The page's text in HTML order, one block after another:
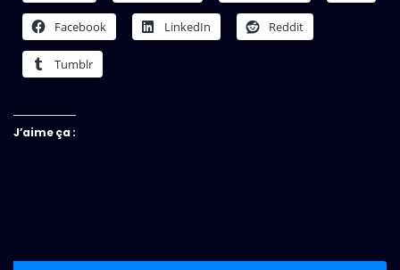
Facebook LinkedIn Reddit
Tumblr
J’aime ça :